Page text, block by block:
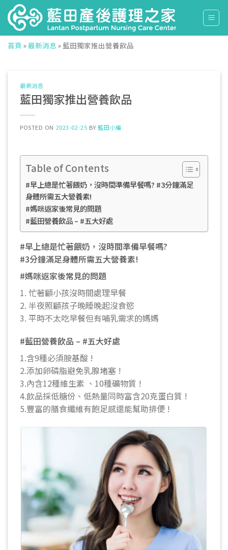
Skip
to
content
首頁 »最新消息 » 藍田獨家推出營養飲品
最新消息
藍田獨家推出營養飲品
POSTED ON 2023-02-25 BY藍田小編
Table of Contents
#早上總是忙著餵奶，沒時間準備早餐嗎? #3分鐘滿足
身體所需五大營養素!
#媽咪返家後常見的問題
#藍田營養飲品 – #五大好處
#早上總是忙著餵奶，沒時間準備早餐嗎?
#3分鐘滿足身體所需五大營養素!
#媽咪返家後常見的問題
1. 忙著顧小孩沒時間處理早餐
2. 半夜照顧孩子晚睡晚起沒食慾
3. 平時不太吃早餐但有哺乳需求的媽媽
#藍田營養飲品 – #五大好處
1.含9種必須胺基酸 !
2.添加卵磷脂避免乳腺堵塞 !
3.內含12種維生素 、10種礦物質 !
4.飲品採低糖份、低熱量同時富含20克蛋白質 !
5.豐富的膳食纖維有飽足感還能幫助排便 !